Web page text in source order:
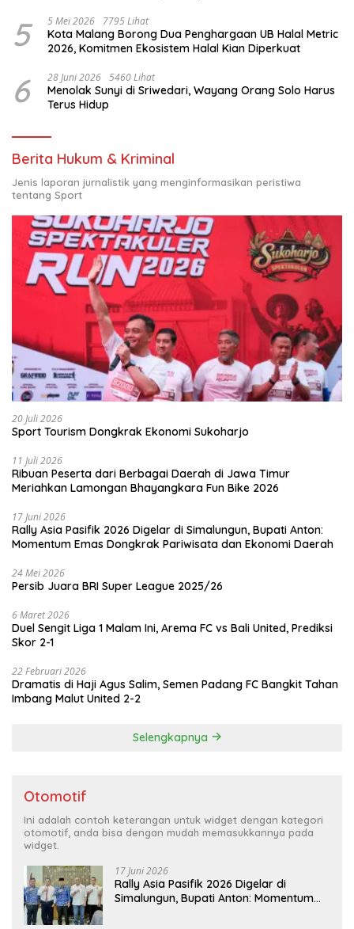
5 5 Mei 2026 7795 Lihat
Kota Malang Borong Dua Penghargaan UB Halal Metric
2026, Komitmen Ekosistem Halal Kian Diperkuat
6 28 Juni 2026 5460 Lihat
Menolak Sunyi di Sriwedari, Wayang Orang Solo Harus
Terus Hidup
Berita Hukum & Kriminal
Jenis laporan jurnalistik yang menginformasikan peristiwa
tentang Sport
20 Juli 2026
Sport Tourism Dongkrak Ekonomi Sukoharjo
11 Juli 2026
Ribuan Peserta dari Berbagai Daerah di Jawa Timur
Meriahkan Lamongan Bhayangkara Fun Bike 2026
17 Juni 2026
Rally Asia Pasifik 2026 Digelar di Simalungun, Bupati Anton:
Momentum Emas Dongkrak Pariwisata dan Ekonomi Daerah
24 Mei 2026
Persib Juara BRI Super League 2025/26
6 Maret 2026
Duel Sengit Liga 1 Malam Ini, Arema FC vs Bali United, Prediksi
Skor 2-1
22 Februari 2026
Dramatis di Haji Agus Salim, Semen Padang FC Bangkit Tahan
Imbang Malut United 2-2
Selengkapnya
Otomotif
Ini adalah contoh keterangan untuk widget dengan kategori
otomotif, anda bisa dengan mudah memasukkannya pada
widget.
17 Juni 2026
Rally Asia Pasifik 2026 Digelar di
Simalungun, Bupati Anton: Momentum